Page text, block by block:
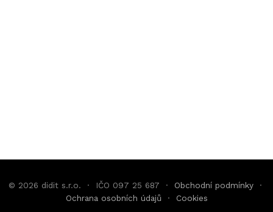
© 2026 didit s.r.o. · IČO 097 25 687 · Obchodní podmínky·
Ochrana osobních údajů · Cookies